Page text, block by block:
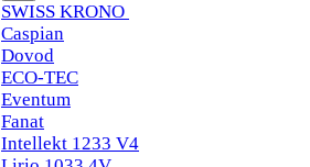
SWISS KRONO
Caspian
Dovod
ECO-TEC
Eventum
Fanat
Intellekt 1233 V4